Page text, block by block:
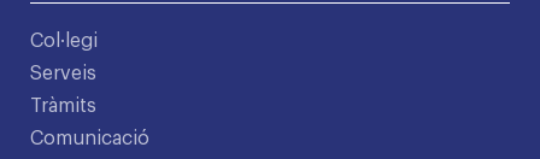
Col·legi
Serveis
Tràmits
Comunicació